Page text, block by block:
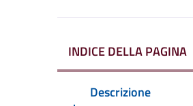
INDICE DELLA PAGINA
Descrizione